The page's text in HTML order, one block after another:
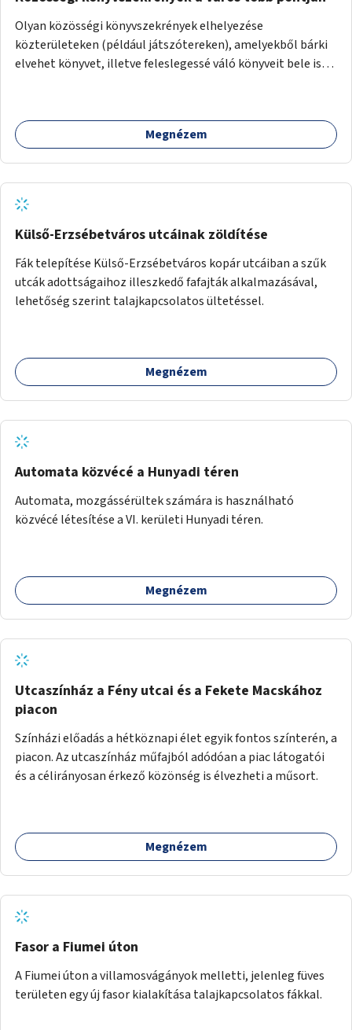
Olyan közösségi könyvszekrények elhelyezése
közterületeken (például játszótereken), amelyekből bárki
elvehet könyvet, illetve feleslegessé váló könyveit bele is
Megnézem
Külső-Erzsébetváros utcáinak zöldítése
Fák telepítése Külső-Erzsébetváros kopár utcáiban a szűk
utcák adottságaihoz illeszkedő fafajták alkalmazásával,
lehetőség szerint talajkapcsolatos ültetéssel.
Megnézem
Automata közvécé a Hunyadi téren
Automata, mozgássérültek számára is használható
közvécé létesítése a VI. kerületi Hunyadi téren.
Megnézem
Utcaszínház a Fény utcai és a Fekete Macskához
piacon
Színházi előadás a hétköznapi élet egyik fontos színterén, a
piacon. Az utcaszínház műfajból adódóan a piac látogatói
és a célirányosan érkező közönség is élvezheti a műsort.
Megnézem
Fasor a Fiumei úton
A Fiumei úton a villamosvágányok melletti, jelenleg füves
területen egy új fasor kialakítása talajkapcsolatos fákkal.